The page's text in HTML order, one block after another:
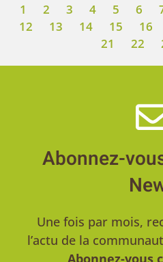
1 2 3 4 5 6
12
13 14 15 16
21
22
Abonnez-
Une fois par mois,
l’actu de la
Abonnez-vous